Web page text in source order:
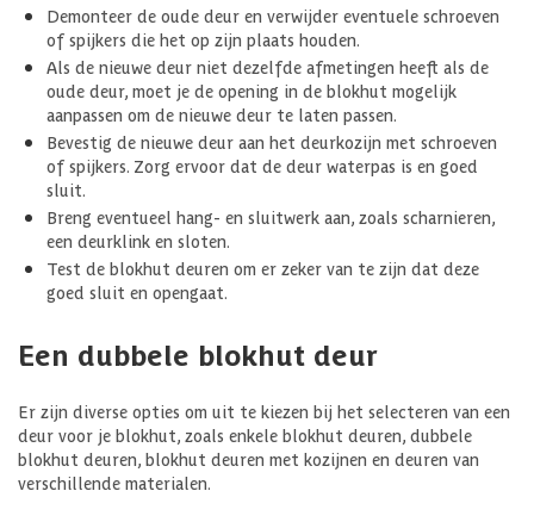
Demonteer de oude deur en verwijder eventuele schroeven
of spijkers die het op zijn plaats houden.
Als de nieuwe deur niet dezelfde afmetingen heeft als de
oude deur, moet je de opening in de blokhut mogelijk
aanpassen om de nieuwe deur te laten passen.
Bevestig de nieuwe deur aan het deurkozijn met schroeven
of spijkers. Zorg ervoor dat de deur waterpas is en goed
sluit.
Breng eventueel hang- en sluitwerk aan, zoals scharnieren,
een deurklink en sloten.
Test de blokhut deuren om er zeker van te zijn dat deze
goed sluit en opengaat.
Een dubbele blokhut deur
Er zijn diverse opties om uit te kiezen bij het selecteren van een
deur voor je blokhut, zoals enkele blokhut deuren, dubbele
blokhut deuren, blokhut deuren met kozijnen en deuren van
verschillende materialen.